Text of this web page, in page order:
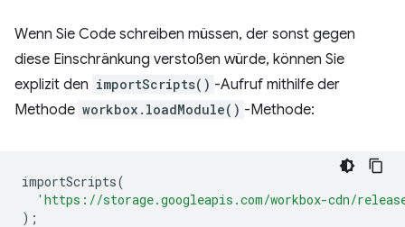
Wenn Sie Code schreiben müssen, der sonst gegen
diese Einschränkung verstoßen würde, können Sie
explizit den importScripts() -Aufruf mithilfe der
Methode workbox.loadModule() -Methode:
importScripts(
'https://storage.googleapis.com/workbox-cdn/
);